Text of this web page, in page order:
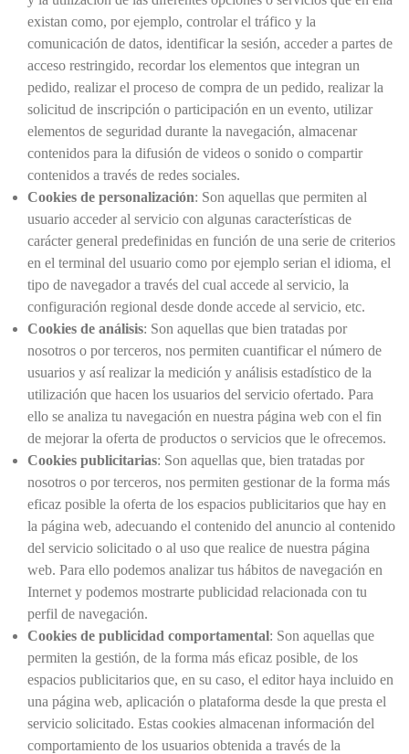
existan como, por ejemplo, controlar el tráfico y la
comunicación de datos, identificar la sesión, acceder a partes de
acceso restringido, recordar los elementos que integran un
pedido, realizar el proceso de compra de un pedido, realizar la
solicitud de inscripción o participación en un evento, utilizar
elementos de seguridad durante la navegación, almacenar
contenidos para la difusión de videos o sonido o compartir
contenidos a través de redes sociales.
Cookies de personalización: Son aquellas que permiten al
usuario acceder al servicio con algunas características de
carácter general predefinidas en función de una serie de criterios
en el terminal del usuario como por ejemplo serian el idioma, el
tipo de navegador a través del cual accede al servicio, la
configuración regional desde donde accede al servicio, etc.
Cookies de análisis: Son aquellas que bien tratadas por
nosotros o por terceros, nos permiten cuantificar el número de
usuarios y así realizar la medición y análisis estadístico de la
utilización que hacen los usuarios del servicio ofertado. Para
ello se analiza tu navegación en nuestra página web con el fin
de mejorar la oferta de productos o servicios que le ofrecemos.
Cookies publicitarias: Son aquellas que, bien tratadas por
nosotros o por terceros, nos permiten gestionar de la forma más
eficaz posible la oferta de los espacios publicitarios que hay en
la página web, adecuando el contenido del anuncio al contenido
del servicio solicitado o al uso que realice de nuestra página
web. Para ello podemos analizar tus hábitos de navegación en
Internet y podemos mostrarte publicidad relacionada con tu
perfil de navegación.
Cookies de publicidad comportamental: Son aquellas que
permiten la gestión, de la forma más eficaz posible, de los
espacios publicitarios que, en su caso, el editor haya incluido en
una página web, aplicación o plataforma desde la que presta el
servicio solicitado. Estas cookies almacenan información del
comportamiento de los usuarios obtenida a través de la